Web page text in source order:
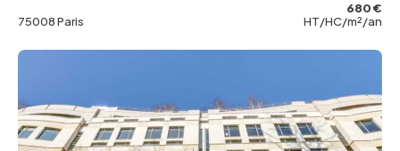
75008 Paris
680 €
HT/HC/m²/an